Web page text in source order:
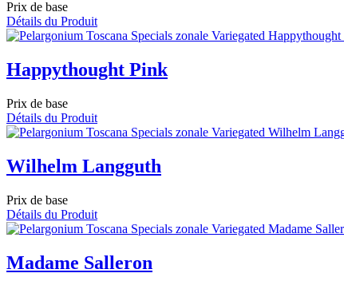
Prix de base
Détails du Produit
Happythought Pink
Prix de base
Détails du Produit
Wilhelm Langguth
Prix de base
Détails du Produit
Madame Salleron